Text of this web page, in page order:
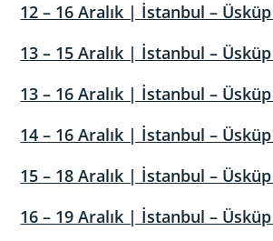
12 – 16 Aralık | İstanbul –
13 – 15 Aralık | İstanbul –
13 – 16 Aralık | İstanbul –
14 – 16 Aralık | İstanbul –
15 – 18 Aralık | İstanbul –
16 – 19 Aralık | İstanbul –